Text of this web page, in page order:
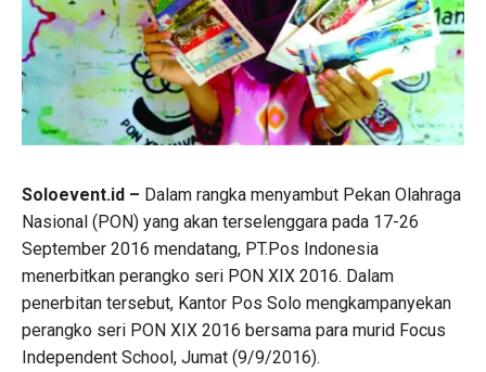
Soloevent.id – Dalam rangka menyambut Pekan Olahraga
Nasional (PON) yang akan terselenggara pada 17-26
September 2016 mendatang, PT.Pos Indonesia
menerbitkan perangko seri PON XIX 2016. Dalam
penerbitan tersebut, Kantor Pos Solo mengkampanyekan
perangko seri PON XIX 2016 bersama para murid Focus
Independent School, Jumat (9/9/2016).